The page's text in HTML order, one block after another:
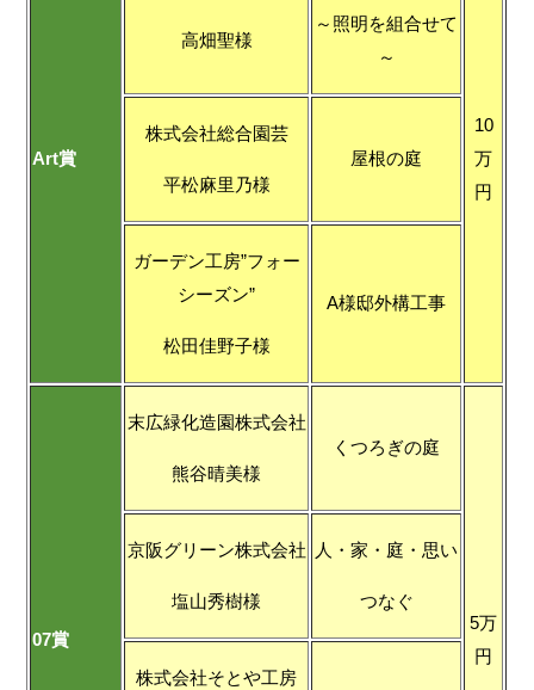
Art賞
高畑聖様
～照明を組合せて
～
10
万
円
株式会社総合園芸
平松麻里乃様
屋根の庭
ガーデン工房”フォー
シーズン”
松田佳野子様
A様邸外構工事
07賞
末広緑化造園株式会社
熊谷晴美様
くつろぎの庭
5万
円
京阪グリーン株式会社
塩山秀樹様
人・家・庭・思い
つなぐ
株式会社そとや工房